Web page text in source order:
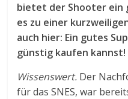
bietet der Shooter ein
es zu einer
auch hier: Ein gutes
günstig kaufen kannst!
Wissenswert. Der
für das SNES, war